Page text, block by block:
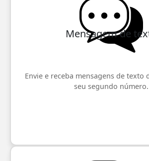
Mensagem de
Envie e receba mensagens de texto
seu segundo número.